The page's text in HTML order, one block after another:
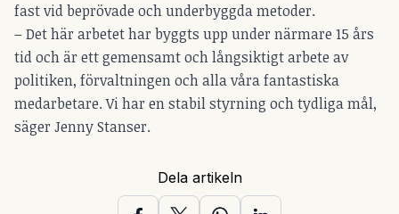
fast vid beprövade och underbyggda metoder.
– Det här arbetet har byggts upp under närmare 15 års
tid och är ett gemensamt och långsiktigt arbete av
politiken, förvaltningen och alla våra fantastiska
medarbetare. Vi har en stabil styrning och tydliga mål,
säger Jenny Stanser.
Dela artikeln